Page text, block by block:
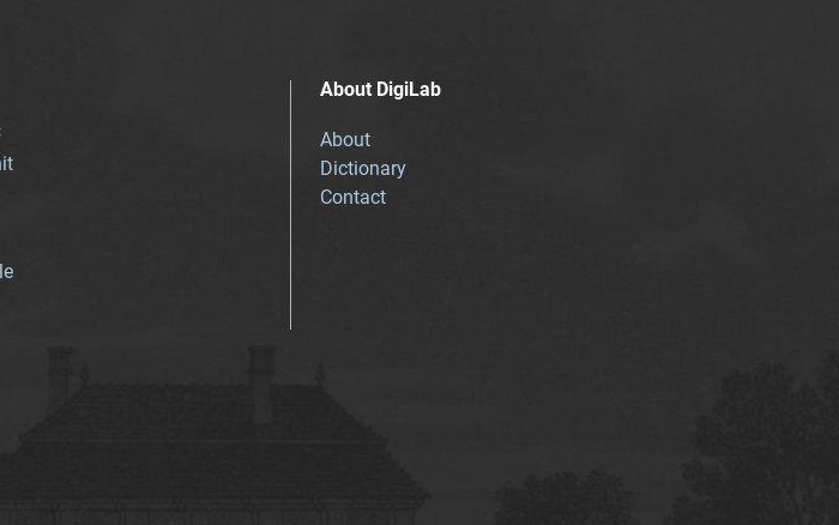
About DigiLab
About
Dictionary
Contact